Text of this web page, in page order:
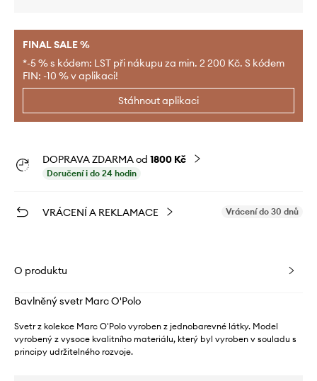
FINAL SALE %
*-5 % s kódem: LST při nákupu za min. 2 200 Kč. S kódem
FIN: -10 % v aplikaci!
Stáhnout aplikaci
DOPRAVA ZDARMA od 1800 Kč
Doručení i do 24 hodin
VRÁCENÍ A REKLAMACE Vrácení do 30 dnů
O produktu
Bavlněný svetr Marc O'Polo
Svetr z kolekce Marc O'Polo vyroben z jednobarevné látky. Model
vyrobený z vysoce kvalitního materiálu, který byl vyroben v souladu s
principy udržitelného rozvoje.